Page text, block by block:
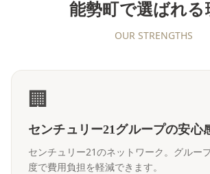
能勢町で選ばれる
OUR STRENGTHS
🏢
センチュリー21グループの安心
センチュリー21のネットワーク。グルー
度で費用負担を軽減できます。